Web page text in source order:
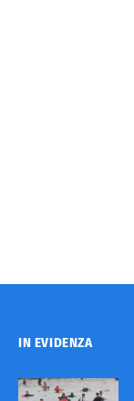
IN EVIDENZA